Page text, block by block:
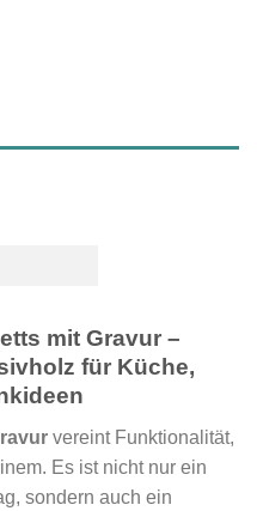
mit Gravur –
für Küche,
vereint Funktionalität,
Es ist nicht nur ein
sondern auch ein